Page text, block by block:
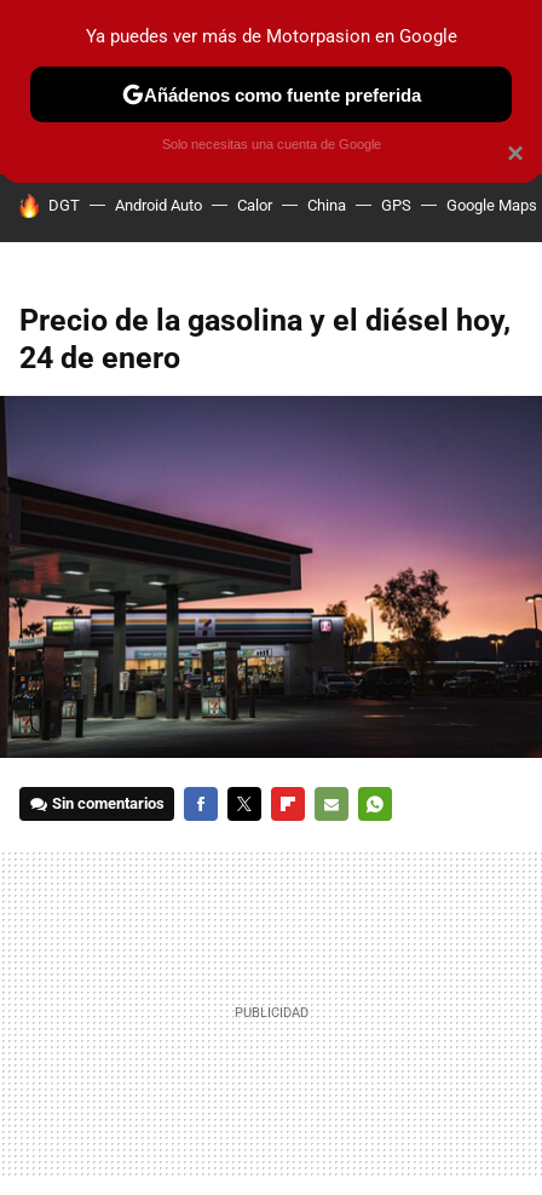
PRUEBAS COCHES ELÉCTRICOS OBSERVATORIO
HOY SE HABLA DE
DGT Android Auto Calor China GPS Google Maps
Precio de la gasolina y el diésel hoy,
24 de enero
Sin comentarios
MAIL
×
Ya puedes ver más de Motorpasion en Google
Añádenos como fuente preferida
Solo necesitas una cuenta de Google